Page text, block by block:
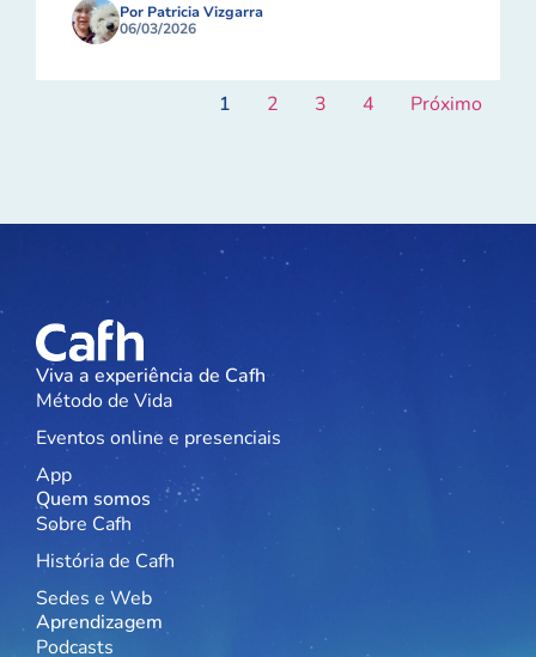
Por Patricia Vizgarra
06/03/2026
1 2 3 4 Próximo
Viva a experiência de Cafh
Método de Vida
Eventos online e presenciais
App
Quem somos
Sobre Cafh
História de Cafh
Sedes e Web
Aprendizagem
Podcasts